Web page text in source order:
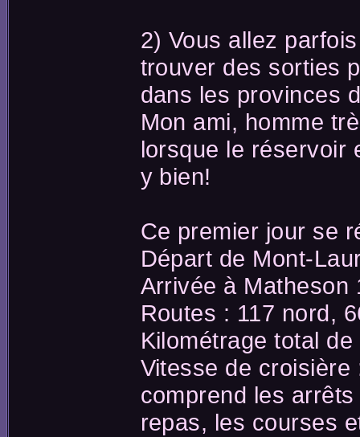
2) Vous allez
trouver des sorties
dans les provinces
Mon ami, homme
lorsque le réservoir
y bien!
Ce premier jour se
Départ de Mont-
Arrivée à Matheson
Routes : 117 nord,
Kilométrage total
Vitesse de
comprend les
repas, les courses